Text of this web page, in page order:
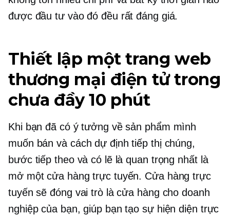
được đầu tư vào đó đều rất đáng giá.
Thiết lập một trang web
thương mại điện tử trong
chưa đầy 10 phút
Khi bạn đã có ý tưởng về sản phẩm mình
muốn bán và cách dự định tiếp thị chúng,
bước tiếp theo và có lẽ là quan trọng nhất là
mở một cửa hàng trực tuyến. Cửa hàng trực
tuyến sẽ đóng vai trò là cửa hàng cho doanh
nghiệp của bạn, giúp bạn tạo sự hiện diện trực